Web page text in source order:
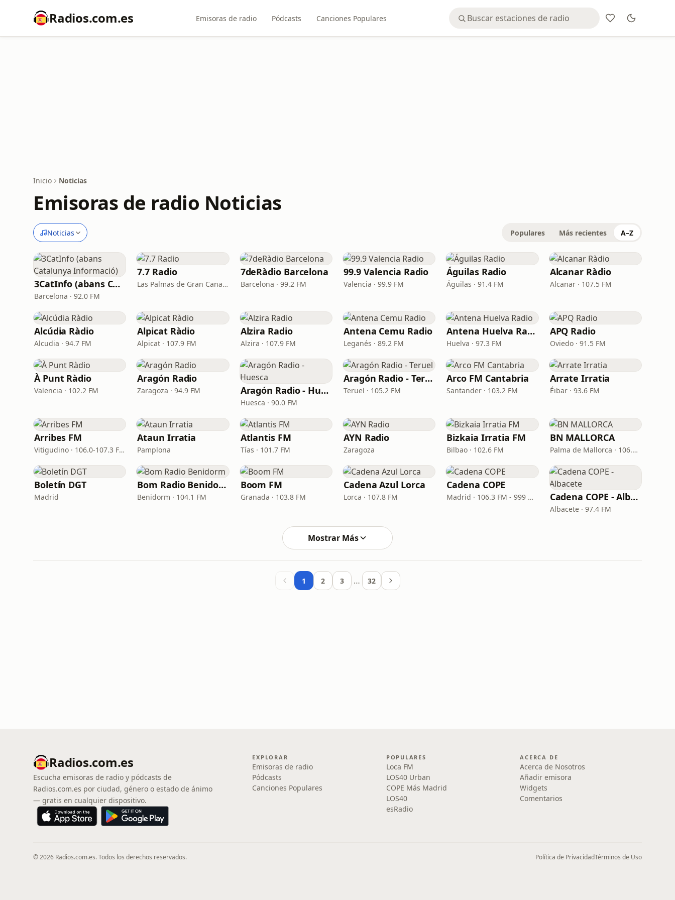
Radios.com.es Emisoras de radio Pódcasts Canciones Populares
Inicio Noticias
Emisoras de radio Noticias
Noticias Populares Más recientes A–Z
3CatInfo (abans Catalunya Informació)
Barcelona · 92.0 FM
7.7 Radio
Las Palmas de Gran Canaria · 89.6 FM
7deRàdio Barcelona
Barcelona · 99.2 FM
99.9 Valencia Radio
Valencia · 99.9 FM
Águilas Radio
Águilas · 91.4 FM
Alcanar Ràdio
Alcanar · 107.5 FM
Alcúdia Ràdio
Alcudia · 94.7 FM
Alpicat Ràdio
Alpicat · 107.9 FM
Alzira Radio
Alzira · 107.9 FM
Antena Cemu Radio
Leganés · 89.2 FM
Antena Huelva Radio
Huelva · 97.3 FM
APQ Radio
Oviedo · 91.5 FM
À Punt Ràdio
Valencia · 102.2 FM
Aragón Radio
Zaragoza · 94.9 FM Aragón Radio - Huesca
Huesca · 90.0 FM
Aragón Radio - Teruel
Teruel · 105.2 FM
Arco FM Cantabria
Santander · 103.2 FM
Arrate Irratia
Éibar · 93.6 FM
Arribes FM
Vitigudino · 106.0-107.3 FM
Ataun Irratia
Pamplona
Atlantis FM
Tías · 101.7 FM
AYN Radio
Zaragoza
Bizkaia Irratia FM
Bilbao · 102.6 FM
BN MALLORCA
Palma de Mallorca · 106.5 FM
Boletín DGT
Madrid
Bom Radio Benidorm
Benidorm · 104.1 FM
Boom FM
Granada · 103.8 FM
Cadena Azul Lorca
Lorca · 107.8 FM
Cadena COPE
Madrid · 106.3 FM - 999 AM Cadena COPE - Albacete
Albacete · 97.4 FM
Mostrar Más
1 2 3 … 32
Radios.com.es
Escucha emisoras de radio y pódcasts de
Radios.com.es por ciudad, género o estado de ánimo
— gratis en cualquier dispositivo.
EXPLORAR
Emisoras de radio
Pódcasts
Canciones Populares
POPULARES
Loca FM
LOS40 Urban
COPE Más Madrid
LOS40
esRadio
ACERCA DE
Acerca de Nosotros
Añadir emisora
Widgets
Comentarios
© 2026 Radios.com.es. Todos los derechos reservados. Política de PrivacidadTérminos de Uso